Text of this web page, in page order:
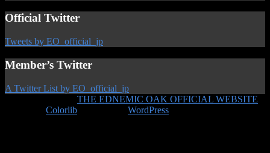
Official Twitter
Tweets by EO_official_jp
Member’s Twitter
A Twitter List by EO_official_jp
THE EDNEMIC OAK OFFICIAL WEBSITE
Colorlib WordPress